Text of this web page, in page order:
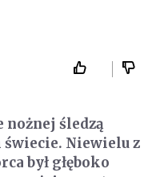
nożnej śledzą
Niewielu z
był głęboko